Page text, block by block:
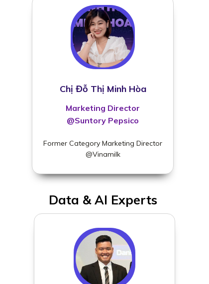
Chị Đỗ Thị Minh Hòa
Marketing Director
@Suntory Pepsico
Former Category Marketing Director
@Vinamilk
Data & AI Experts